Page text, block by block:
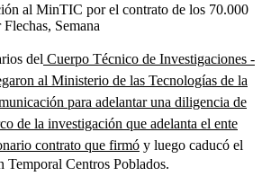
al MinTIC por el contrato de los 70.000
Flechas, Semana
del Cuerpo Técnico de Investigaciones -
al Ministerio de las Tecnologías de la
para adelantar una diligencia de
de la investigación que adelanta el ente
contrato que firmó y luego caducó el
Centros Poblados.